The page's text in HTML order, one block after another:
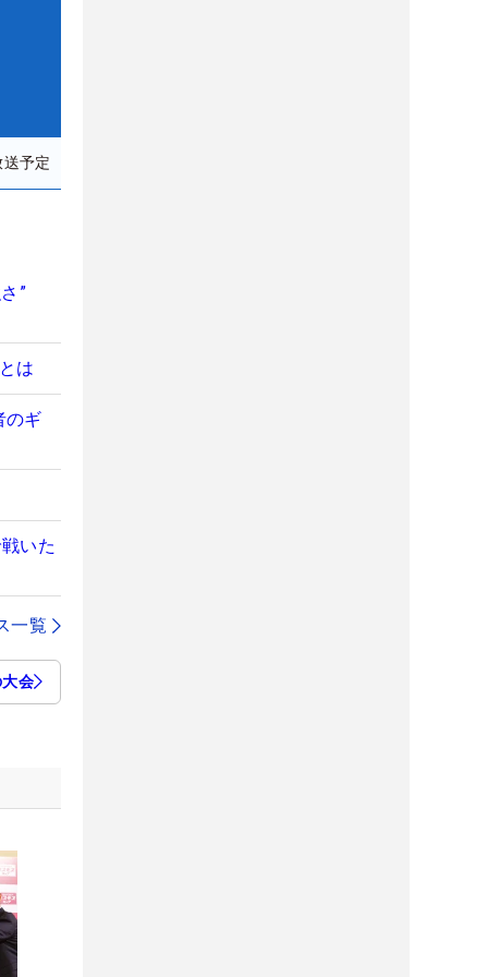
予定
さ”
は
のギ
いた
一覧
会